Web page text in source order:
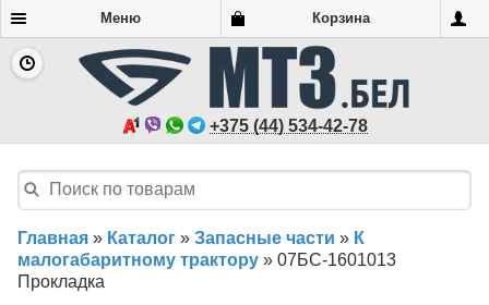
Меню Корзина
+375 (44) 534-42-78
Главная » Каталог » Запасные части » К
малогабаритному трактору » 07БС-1601013
Прокладка